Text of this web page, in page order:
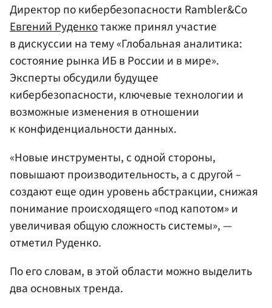
Директор по кибербезопасности Rambler&Co
Евгений Руденкотакже принял участие
в дискуссии на тему «Глобальная аналитика:
состояние рынка ИБ в России и в мире».
Эксперты обсудили будущее
кибербезопасности, ключевые технологии и
возможные изменения в отношении
к конфиденциальности данных.
«Новые инструменты, с одной стороны,
повышают производительность, а с другой –
создают еще один уровень абстракции, снижая
понимание происходящего «под капотом» и
увеличивая общую сложность системы», —
отметил Руденко.
По его словам, в этой области можно выделить
два основных тренда.